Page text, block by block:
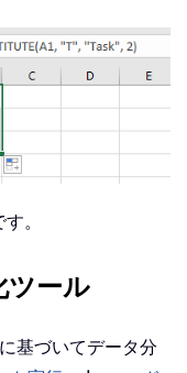
。
ツール
に基づいてデータ分